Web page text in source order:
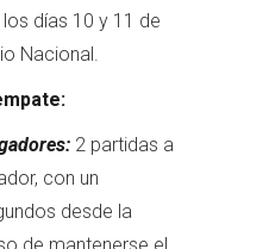
días 10 y 11 de
Nacional.
2 partidas a
con un
desde la